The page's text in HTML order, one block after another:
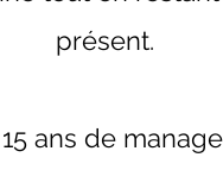
présent.
ans de